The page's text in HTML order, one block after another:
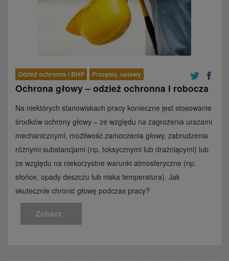
Odzież ochronna i BHP Przepisy, ustawy
Ochrona głowy – odzież ochronna i robocza
Na niektórych stanowiskach pracy konieczne jest stosowanie
środków ochrony głowy – ze względu na zagrożenia urazami
mechanicznymi, możliwość zamoczenia głowy, zabrudzenia
różnymi substancjami (np. toksycznymi lub drażniącymi) lub
ze względu na niekorzystne warunki atmosferyczne (np.
słońce, opady deszczu lub niska temperatura). Jak
skutecznie chronić głowę podczas pracy?
Zobacz